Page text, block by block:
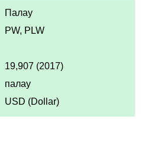
Палау
PW, PLW
19,907 (2017)
палау
USD (Dollar)